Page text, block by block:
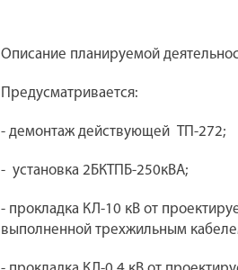
Описание планируемой
Предусматривается:
- демонтаж действующей ТП-272;
- установка 2БКТПБ-250кВА;
- прокладка КЛ-10 кВ от
выполненной трехжильным